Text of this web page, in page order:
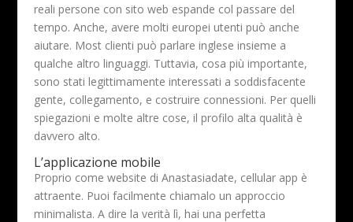
reali persone con sito web espande col passare del
tempo. Anche, avere molti europei utenti può anche
aiutare. Most clienti può parlare inglese insieme a
qualche altro linguaggi. Tuttavia, cosa più importante,
sono stati legittimamente interessati a soddisfacente
gente, collegamento, e costruire connessioni. Per quelli
spiegazioni e molte altre cose, il profilo alta qualità è
davvero alto.
L’applicazione mobile
Proprio come website di Anastasiadate, cellular app è
attraente. Puoi facilmente chiamalo un approccio
minimalista. A dire la verità lì, hai una perfetta